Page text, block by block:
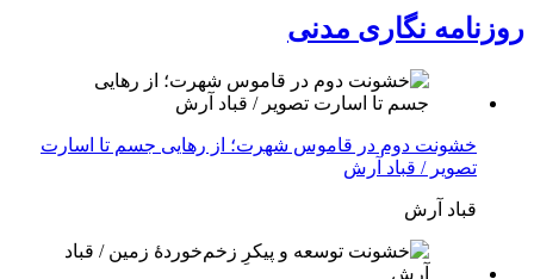
روزنامه نگاری مدنی
خشونت دوم در قاموس شهرت؛ از رهایی جسم تا اسارت
تصویر / قباد آرش
قباد آرش